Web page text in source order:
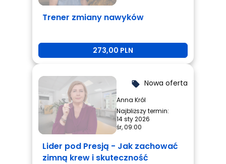
Trener zmiany nawyków
273,00 PLN
local_offer Nowa oferta
Anna Król
Najbliższy termin:
14 sty 2026
śr, 09:00
Lider pod Presją - Jak zachować
zimną krew i skuteczność